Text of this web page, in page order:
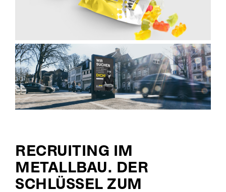
RECRUITING IM
METALLBAU. DER
SCHLÜSSEL ZUM